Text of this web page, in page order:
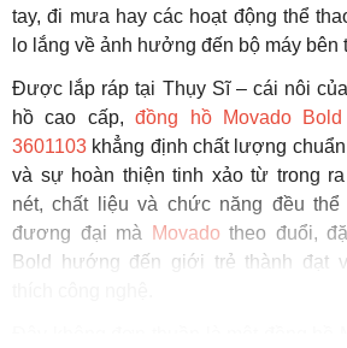
tay, đi mưa hay các hoạt động thể
lo lắng về ảnh hưởng đến bộ máy bên
Được lắp ráp tại Thụy Sĩ – cái nôi
hồ cao cấp,đồng hồ Movado Bold
3601103 khẳng định chất lượng
và sự hoàn thiện tinh xảo từ trong
nét, chất liệu và chức năng đều
đương đại mà
Movado theo đuổi,
Bold hướng đến giới trẻ thành đạt